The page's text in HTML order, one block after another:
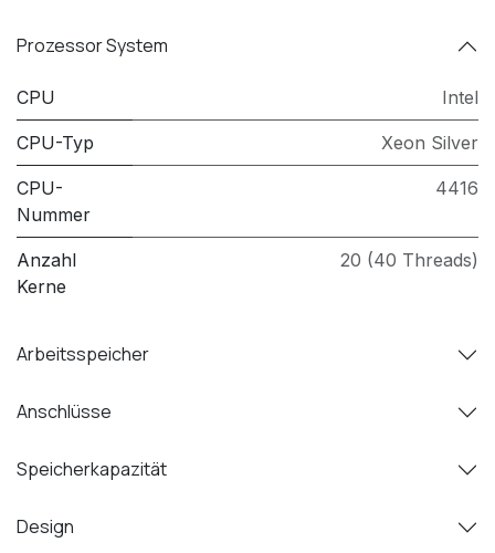
Prozessor System
CPU Intel
CPU-Typ Xeon Silver
CPU-
Nummer
4416
Anzahl
Kerne
20 (40 Threads)
Arbeitsspeicher
Anschlüsse
Speicherkapazität
Design